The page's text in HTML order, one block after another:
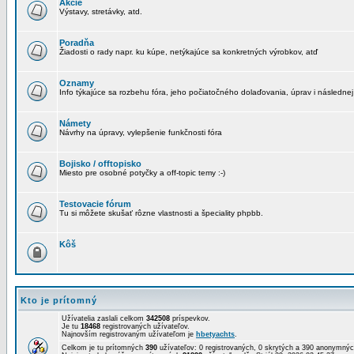
Akcie
Výstavy, stretávky, atd.
Poradňa
Žiadosti o rady napr. ku kúpe, netýkajúce sa konkretných výrobkov, atď
Oznamy
Info týkajúce sa rozbehu fóra, jeho počiatočného dolaďovania, úprav i následnej
Námety
Návrhy na úpravy, vylepšenie funkčnosti fóra
Bojisko / offtopisko
Miesto pre osobné potyčky a off-topic temy :-)
Testovacie fórum
Tu si môžete skušať rôzne vlastnosti a špeciality phpbb.
Kôš
Kto je prítomný
Užívatelia zaslali celkom 342508 príspevkov.
Je tu 18468 registrovaných užívateľov.
Najnovším registrovaným užívateľom je hbetyachts.
Celkom je tu prítomných 390 užívateľov: 0 registrovaných, 0 skrytých a 390